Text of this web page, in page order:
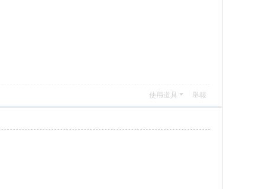
使用道具 舉報